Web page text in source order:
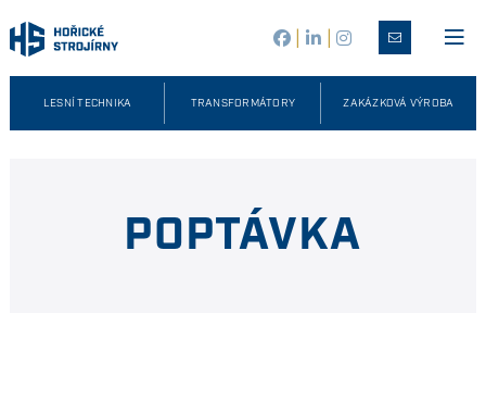
LESNÍ TECHNIKA TRANSFORMÁTORY ZAKÁZKOVÁ VÝROBA
POPTÁVKA